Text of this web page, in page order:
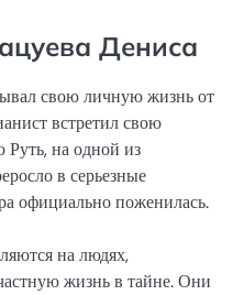
Дениса
свою личную жизнь от
встретил свою
на одной из
в серьезные
официально поженилась.
на людях,
жизнь в тайне. Они